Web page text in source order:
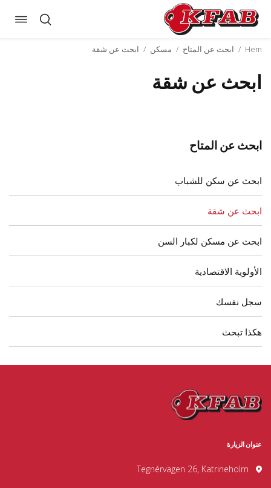
Skip
content
Hem
/ ابحث عن المتاح / مسكن / ابحث عن شقة
ابحث عن المتاح
ابحث عن سكن للشباب
ابحث عن شقة
ابحث عن مسكن لكبار السن
الأولوية الاقتصادية
سجل نفسك
هكذا تبحث
ابحث عن شقة
عنوان الزيارة
Tegnérvägen 26, Katrineholm